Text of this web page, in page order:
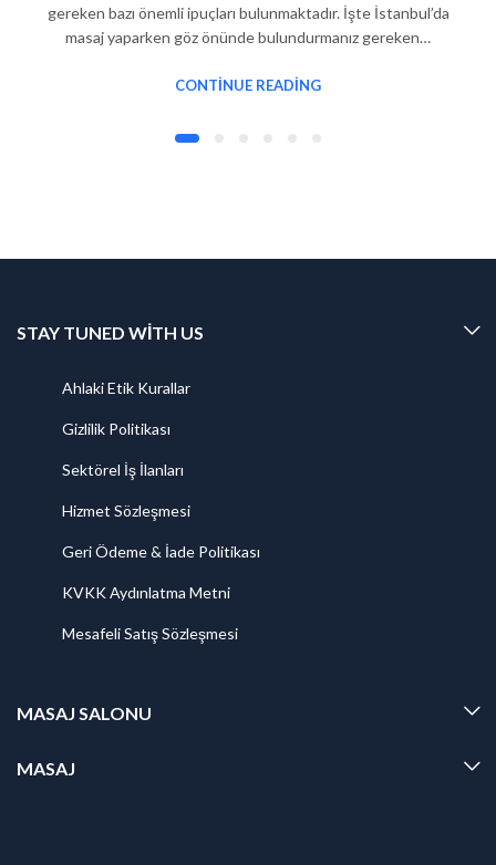
gereken bazı önemli ipuçları bulunmaktadır. İşte İstanbul’da
masaj yaparken göz önünde bulundurmanız gereken…
CONTINUE READING
STAY TUNED WITH US
Ahlaki Etik Kurallar
Gizlilik Politikası
Sektörel İş İlanları
Hizmet Sözleşmesi
Geri Ödeme & İade Politikası
KVKK Aydınlatma Metni
Mesafeli Satış Sözleşmesi
MASAJ SALONU
MASAJ